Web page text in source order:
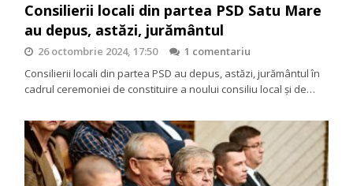
Consilierii locali din partea PSD Satu Mare
au depus, astăzi, jurământul
26 octombrie 2024, 17:50
1 comentariu
Consilierii locali din partea PSD au depus, astăzi, jurământul în
cadrul ceremoniei de constituire a noului consiliu local și de…